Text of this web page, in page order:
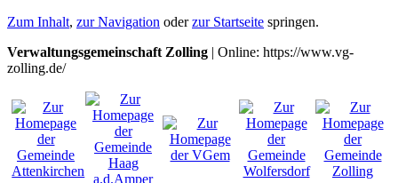
Zum Inhalt, zur Navigation oderzur Startseite springen.
Verwaltungsgemeinschaft Zolling | Online: https://www.vg-
zolling.de/